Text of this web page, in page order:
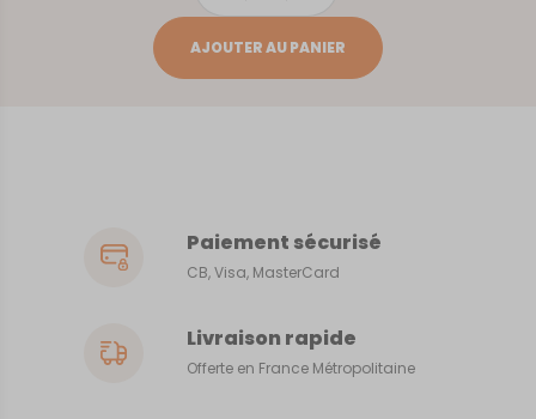
Vannes
AJOUTER AU PANIER
Paiement sécurisé
CB, Visa, MasterCard
Livraison rapide
Offerte en France Métropolitaine